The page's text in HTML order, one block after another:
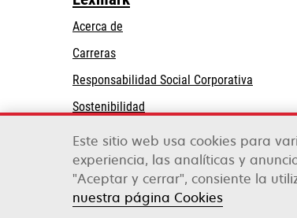
Acerca de
Carreras
Responsabilidad Social Corporativa
en
una
pestaña
nueva
Sostenibilidad
Partners de Lexmark
Lexmark International, Inc., una
©2026 Todos los derechos
Este sitio web usa cookies para
experiencia, las analíticas y
"Aceptar y cerrar", consiente la
nuestra página Cookies